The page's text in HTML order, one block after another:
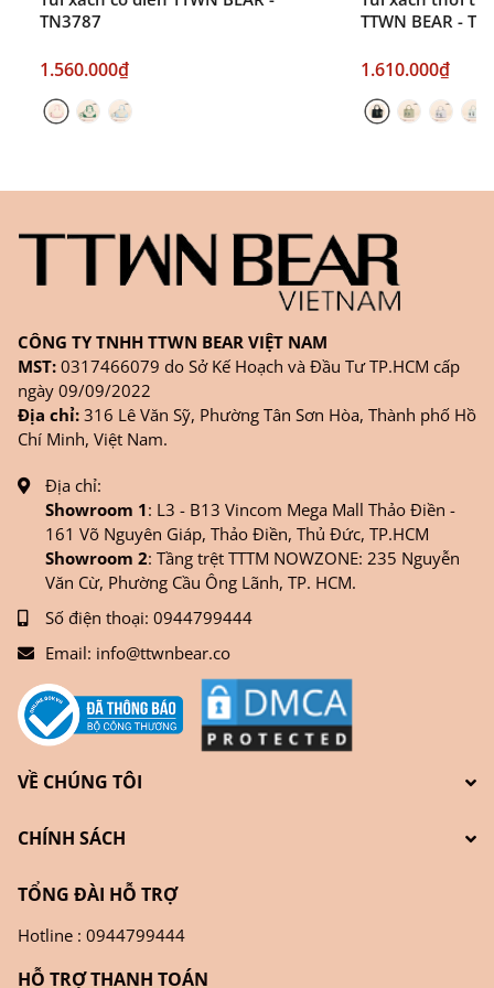
TN3787
1.560.000₫
TTWN BEAR -
1.610.000₫
CÔNG TY TNHH TTWN BEAR VIỆT NAM
MST: 0317466079 do Sở Kế Hoạch và Đầu Tư TP.HCM cấp
ngày 09/09/2022
Địa chỉ: 316 Lê Văn Sỹ, Phường Tân Sơn Hòa, Thành phố Hồ
Chí Minh, Việt Nam.
Địa chỉ:
Showroom 1: L3 - B13 Vincom Mega Mall Thảo Điền -
161 Võ Nguyên Giáp, Thảo Điền, Thủ Đức, TP.HCM
Showroom 2: Tầng trệt TTTM NOWZONE: 235 Nguyễn
Văn Cừ, Phường Cầu Ông Lãnh, TP. HCM.
Số điện thoại: 0944799444
Email: info@ttwnbear.co
VỀ CHÚNG TÔI
CHÍNH SÁCH
TỔNG ĐÀI HỖ TRỢ
Hotline : 0944799444
HỖ TRỢ THANH TOÁN